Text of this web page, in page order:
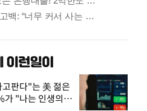
판다"는 美 젊은
"나는 인생의